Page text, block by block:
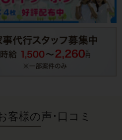
客様の声･口コミ